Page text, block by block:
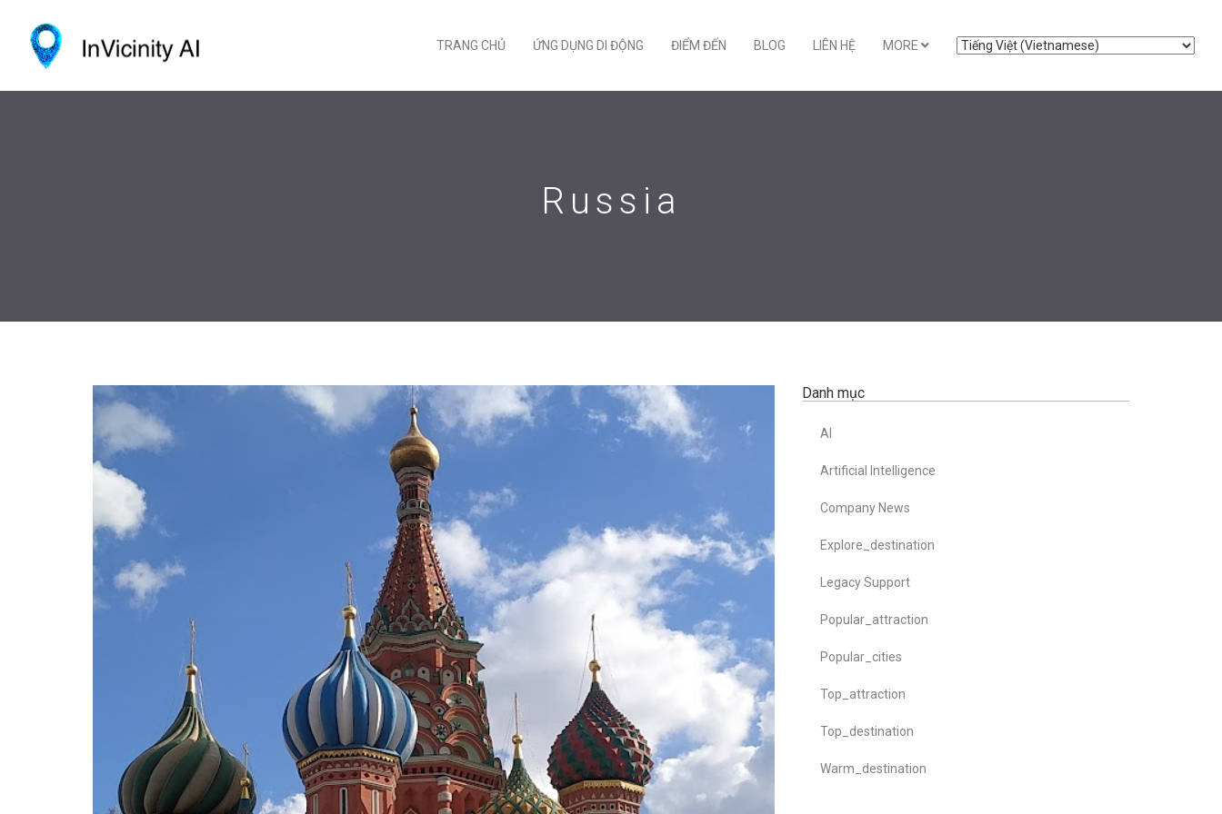
TRANG CHỦ ỨNG DỤNG DI ĐỘNG ĐIỂM ĐẾN BLOG LIÊN HỆ MORE
Russia
Danh mục
AI
Artificial Intelligence
Company News
Explore_destination
Legacy Support
Popular_attraction
Popular_cities
Top_attraction
Top_destination
Warm_destination